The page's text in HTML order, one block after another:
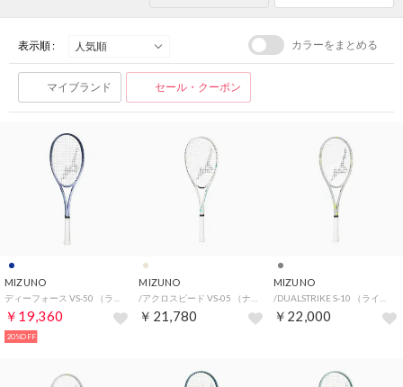
表示順 : カラーをまとめる
マイブランド セール・クーポン
MIZUNO
￥19,360
20%OFF
MIZUNO
￥21,780
MIZUNO
￥22,000